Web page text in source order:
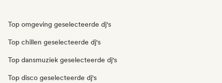
Top omgeving geselecteerde dj's
Top chillen geselecteerde dj's
Top dansmuziek geselecteerde dj's
Top disco geselecteerde dj's